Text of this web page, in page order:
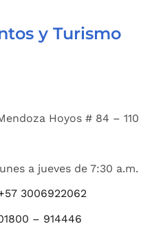
y Turismo
Hoyos # 84 –
a jueves de 7:30
3006922062
– 914446